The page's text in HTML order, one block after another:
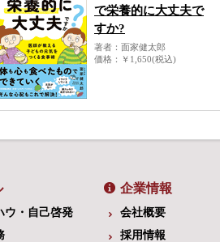
で栄養的に大丈夫で
すか?
著者
面家健太郎
価格
￥1,650(税込)
ウ・自己啓発
企業情報
会社概要
採用情報